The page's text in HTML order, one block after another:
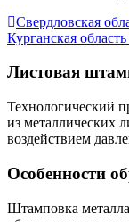
Свердловская
Курганская область
Листовая
Технологический
из металлических
воздействием
Особенности
Штамповка